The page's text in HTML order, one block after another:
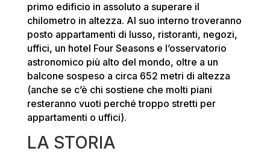
primo edificio in assoluto a superare il
chilometro in altezza. Al suo interno troveranno
posto appartamenti di lusso, ristoranti, negozi,
uffici, un hotel Four Seasons e l’osservatorio
astronomico più alto del mondo, oltre a un
balcone sospeso a circa 652 metri di altezza
(anche se c’è chi sostiene che molti piani
resteranno vuoti perché troppo stretti per
appartamenti o uffici).
LA STORIA